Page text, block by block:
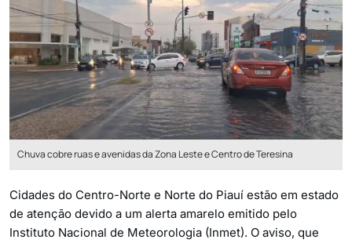
Chuva cobre ruas e avenidas da Zona Leste e Centro de Teresina
Cidades do Centro-Norte e Norte do Piauí estão em estado
de atenção devido a um alerta amarelo emitido pelo
Instituto Nacional de Meteorologia (Inmet). O aviso, que